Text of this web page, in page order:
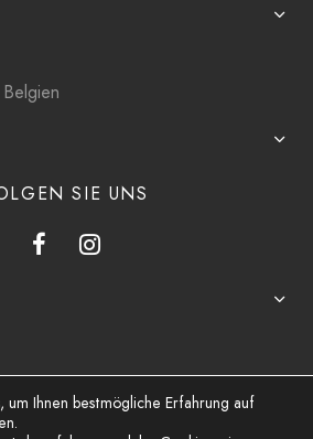
SIE UNS
Ihnen bestmögliche Erfahrung auf